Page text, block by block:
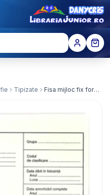
Tipizate Fisa mijloc fix format A5 set/100 ( Dany Cris )